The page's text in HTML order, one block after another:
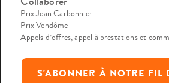
Prix Jean Carbonnier
Prix Vendôme
Appels d’offres, appel à prestations et
S'ABONNER À NOTRE FIL